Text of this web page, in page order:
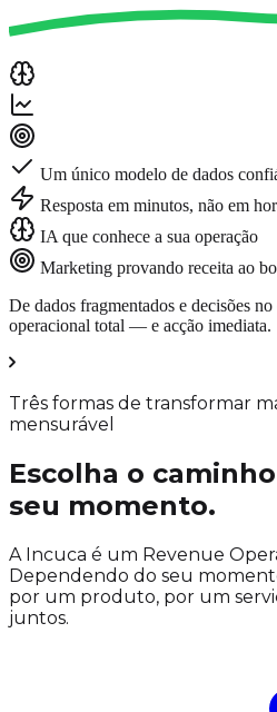
Um único modelo de dados
Resposta em minutos, não em
IA que conhece a sua operação
Marketing provando receita ao
De dados fragmentados e decisões no
operacional total — e acção imediata.
Três formas de transformar
mensurável
Escolha o
seu momento.
A Incuca é um Revenue
Dependendo do seu
por um produto, por um
juntos.